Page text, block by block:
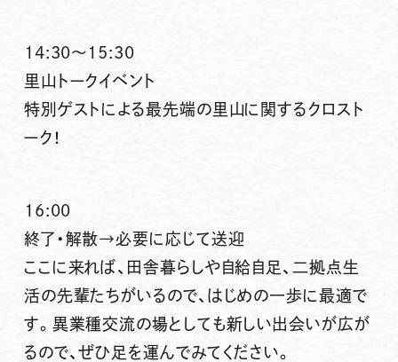
14:30～15:30
里山トークイベント
特別ゲストによる最先端の里山に関するクロスト
ーク！
16:00
終了・解散→必要に応じて送迎
ここに来れば、田舎暮らしや自給自足、二拠点生
活の先輩たちがいるので、はじめの一歩に最適で
す。異業種交流の場としても新しい出会いが広が
るので、ぜひ足を運んでみてください。